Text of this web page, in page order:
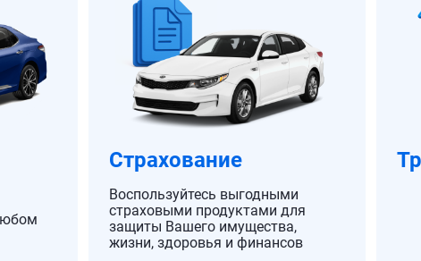
Страхование
Воспользуйтесь выгодными
страховыми продуктами для
защиты Вашего имущества,
жизни, здоровья и финансов